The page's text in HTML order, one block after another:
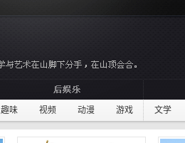
趣味 视频 动漫 游戏 文学